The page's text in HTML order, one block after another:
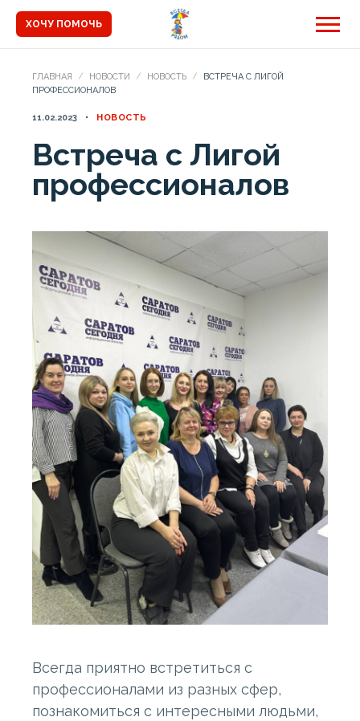
ХОЧУ ПОМОЧЬ
ГЛАВНАЯ НОВОСТИ НОВОСТЬ
ВСТРЕЧА С ЛИГОЙ
ПРОФЕССИОНАЛОВ
11.02.2023 НОВОСТЬ
Встреча с Лигой
профессионалов
Всегда приятно встретиться с
профессионалами из разных сфер,
познакомиться с интересными людьми,